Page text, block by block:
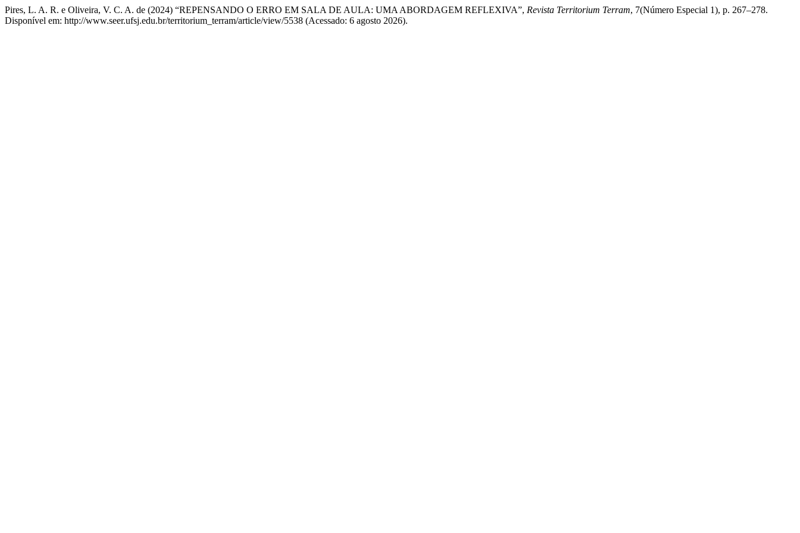
Pires, L. A. R. e Oliveira, V. C. A. de (2024) “REPENSANDO O ERRO EM SALA DE AULA: UMA ABORDAGEM REFLEXIVA”, Revista Territorium Terram, 7(Número Especial 1), p. 267–278.
Disponível em: http://www.seer.ufsj.edu.br/territorium_terram/article/view/5538 (Acessado: 6 agosto 2026).